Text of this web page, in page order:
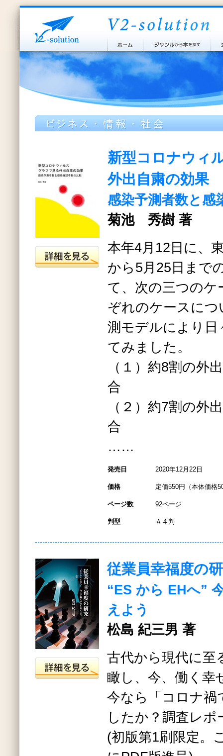
新型コロナウィ
外出自粛の効果
感染予測者数と感
菊池 秀樹 著
本年4月12日に、
から5月25日まで
て、次の三つのケ
ぞれのケースに
測モデルにより日
てみました。
（１）約8割の外
合
（２）約7割の外
合
……
発売日 2020年12月22日
価格 定価550円（本体価格
ページ数 92ページ
判型 Ａ４判
従業員幸福度の
“ES から EHへ”
えよう
松島 紀三男 著
古代から現代に至
瞰し、今、働く幸
今なら「コロナ禍
したか？調査レポ
(初版第1刷限定。